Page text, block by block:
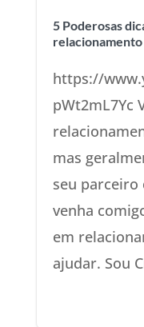
5 Poderosas
relacionamento
https://
pWt2mL7Yc
mas
seu parceiro
venha
em
ajudar. Sou